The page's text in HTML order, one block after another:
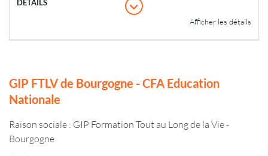
Afficher les détails
GIP FTLV de Bourgogne - CFA Education
Nationale
Raison sociale : GIP Formation Tout au Long de la Vie -
Bourgogne